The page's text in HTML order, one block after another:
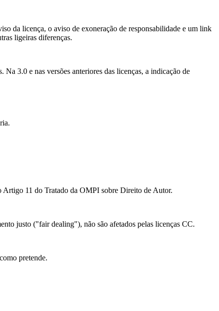
da licença, o aviso de exoneração de responsabilidade e um link
ligeiras diferenças.
3.0 e nas versões anteriores das licenças, a indicação de
11 do Tratado da OMPI sobre Direito de Autor.
justo ("fair dealing"), não são afetados pelas licenças CC.
pretende.